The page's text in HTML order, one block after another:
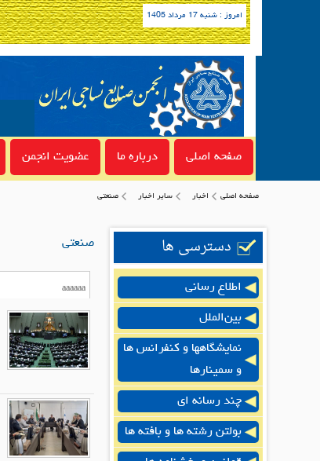
امروز : شنبه 17 مرداد 1405
صفحه اصلی درباره ما عضویت انجمن
صفحه اصلی اخبار سایر اخبار صنعتی
دسترسی ها
اطلاع رسانی
بین‌الملل
نمایشگاهها و کنفرانس ها
و سمینارها
چند رسانه ای
بولتن رشته ها و بافته ها
صنعتی